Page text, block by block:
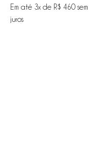
Em até 3x de R$ 460 sem
juros